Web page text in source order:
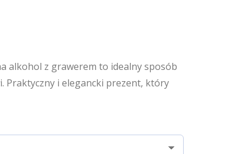
alkohol z grawerem to idealny sposób
Praktyczny i elegancki prezent, który